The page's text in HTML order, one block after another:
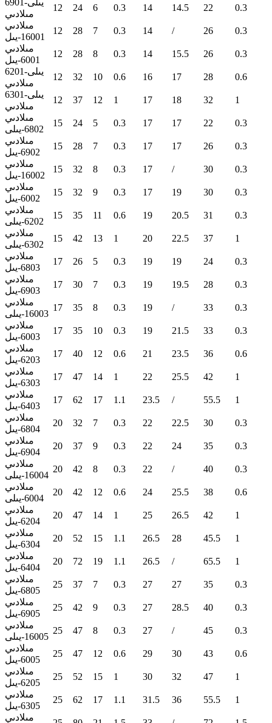
مىلادىي
12 24 6 0.3 14 14.5 22
0.3
مىلادىي
16001-يىل
12 28 7 0.3 14 / 26
0.3
مىلادىي
6001-يىل
12 28 8 0.3 14 15.5 26
0.3
6201-يىلى
مىلادىي
12 32 10 0.6 16 17 28
0.6
6301-يىلى
مىلادىي
12 37 12 1 17 18 32
1
مىلادىي
6802-يىلى
15 24 5 0.3 17 17 22
0.3
مىلادىي
6902-يىل
15 28 7 0.3 17 17 26
0.3
مىلادىي
16002-يىل
15 32 8 0.3 17 / 30
0.3
مىلادىي
6002-يىل
15 32 9 0.3 17 19 30
0.3
مىلادىي
6202-يىلى
15 35 11 0.6 19 20.5 31
0.3
مىلادىي
6302-يىلى
15 42 13 1 20 22.5 37
1
مىلادىي
6803-يىل
17 26 5 0.3 19 19 24
0.3
مىلادىي
6903-يىل
17 30 7 0.3 19 19.5 28
0.3
مىلادىي
16003-يىلى
17 35 8 0.3 19 / 33
0.3
مىلادىي
6003-يىل
17 35 10 0.3 19 21.5 33
0.3
مىلادىي
6203-يىل
17 40 12 0.6 21 23.5 36
0.6
مىلادىي
6303-يىل
17 47 14 1 22 25.5 42
1
مىلادىي
6403-يىل
17 62 17 1.1 23.5 / 55.5
1
مىلادىي
6804-يىل
20 32 7 0.3 22 22.5 30
0.3
مىلادىي
6904-يىل
20 37 9 0.3 22 24 35
0.3
مىلادىي
16004-يىلى
20 42 8 0.3 22 / 40
0.3
مىلادىي
6004-يىلى
20 42 12 0.6 24 25.5 38
0.6
مىلادىي
6204-يىل
20 47 14 1 25 26.5 42
1
مىلادىي
6304-يىل
20 52 15 1.1 26.5 28 45.5
1
مىلادىي
6404-يىل
20 72 19 1.1 26.5 / 65.5
1
مىلادىي
6805-يىل
25 37 7 0.3 27 27 35
0.3
مىلادىي
6905-يىل
25 42 9 0.3 27 28.5 40
0.3
مىلادىي
16005-يىلى
25 47 8 0.3 27 / 45
0.3
مىلادىي
6005-يىل
25 47 12 0.6 29 30 43
0.6
مىلادىي
6205-يىل
25 52 15 1 30 32 47
1
مىلادىي
6305-يىل
25 62 17 1.1 31.5 36 55.5
1
مىلادىي